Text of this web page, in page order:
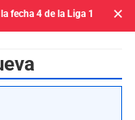
fecha 4 de la Liga 1